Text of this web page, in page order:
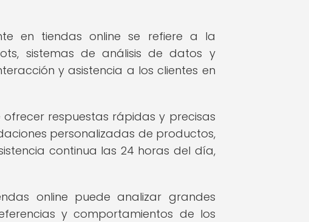
en tiendas online se refiere a la
sistemas de análisis de datos y
y asistencia a los clientes en
respuestas rápidas y precisas
personalizadas de productos,
continua las 24 horas del día,
online puede analizar grandes
y comportamientos de los